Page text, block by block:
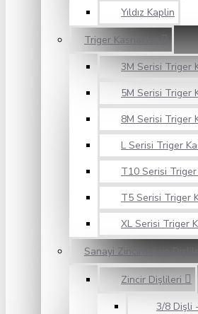
Yıldız Kaplin
Triger Kasnaklar
3M Serisi Triger
5M Serisi Triger
8M Serisi Triger
L Serisi Triger
T10 Serisi
T5 Serisi Triger
XL Serisi Triger
Sanayi Zincirleri ve
Zincir Dişlileri
3/8 Dişli